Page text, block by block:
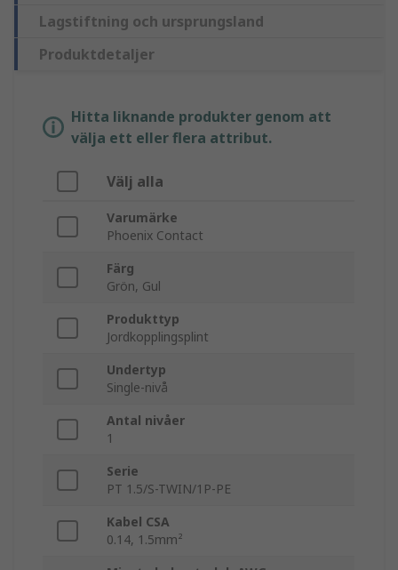
Lagstiftning och ursprungsland
Produktdetaljer
Hitta liknande produkter genom att
välja ett eller flera attribut.
Välj alla
Varumärke
Phoenix Contact
Färg
Grön, Gul
Produkttyp
Jordkopplingsplint
Undertyp
Single-nivå
Antal nivåer
1
Serie
PT 1.5/S-TWIN/1P-PE
Kabel CSA
0.14, 1.5mm²